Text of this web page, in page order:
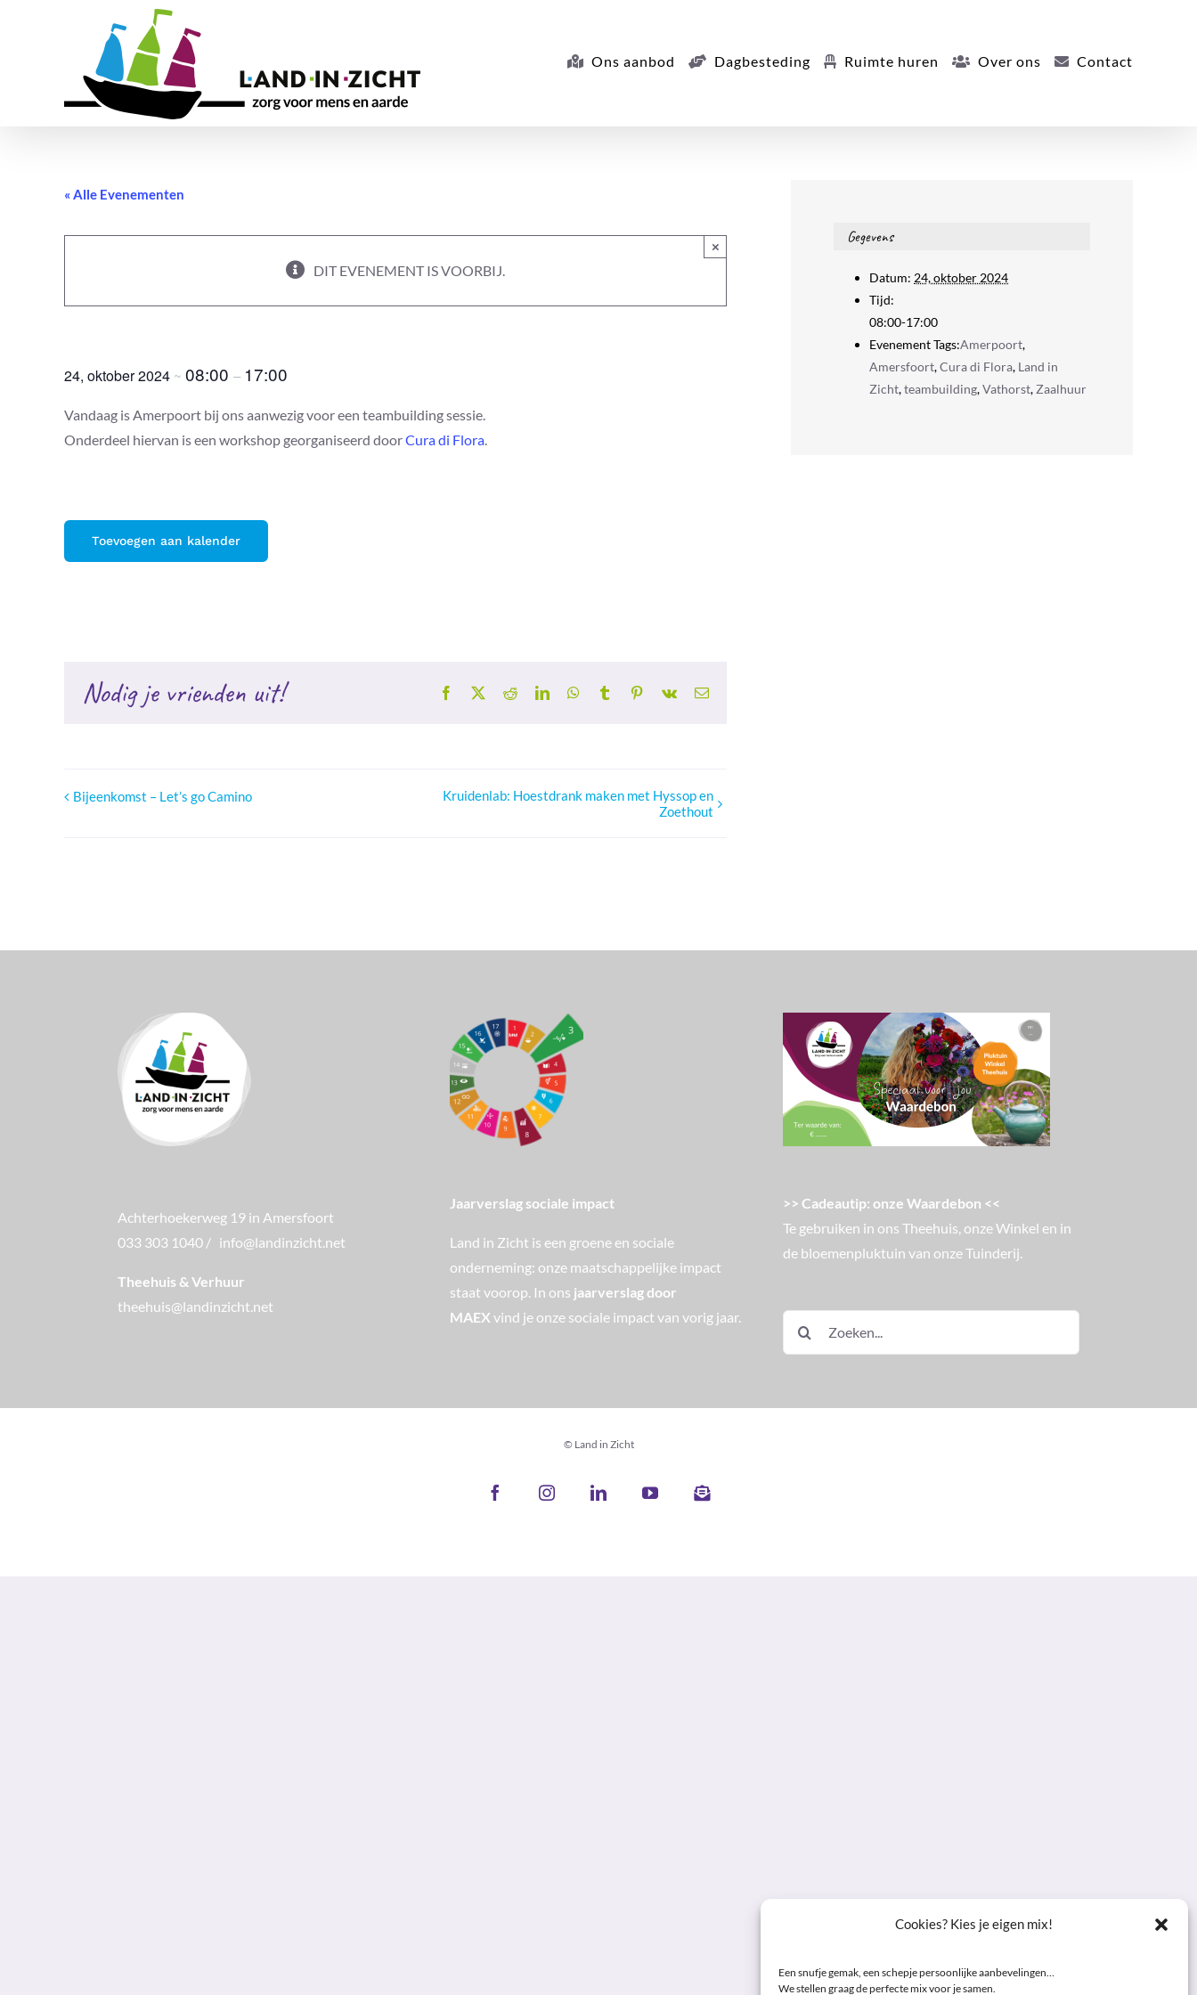
Cookies? Kies je eigen mix!
Een snufje gemak, een schepje persoonlijke aanbevelingen…
We stellen graag de perfecte mix voor je samen.
Ons aanbod Dagbesteding Ruimte huren Over ons Contact
« Alle Evenementen
DIT EVENEMENT IS VOORBIJ.
×
24, oktober 2024 ~ 08:00 – 17:00
Vandaag is Amerpoort bij ons aanwezig voor een teambuilding sessie.
Onderdeel hiervan is een workshop georganiseerd doorCura di Flora
Toevoegen aan kalender
Nodig je vrienden uit! Facebook RedditLinkedInWhatsApp
Tumblr Pinterest
Vk
E-
Bijeenkomst – Let’s go Camino
Kruidenlab: Hoestdrank maken met Hyssop en
Zoethout
Gegevens
Datum: 24, oktober 2024
Tijd:
08:00-17:00
Evenement Tags:Amerpoort,
Amersfoort,Cura di Flora, Land in
Zicht,teambuilding,Vathorst, Zaalhuur
Achterhoekerweg 19 in Amersfoort
033 303 1040 / info@landinzicht.net
Theehuis & Verhuur
theehuis@landinzicht.net
Jaarverslag sociale impact
Land in Zicht is een groene en sociale
onderneming: onze maatschappelijke impact
staat voorop. In ons jaarverslag door
MAEX vind je onze sociale impact van vorig jaar.
>> Cadeautip: onze Waardebon <<
Te gebruiken in ons Theehuis, onze Winkel en in
de bloemenpluktuin van onze Tuinderij.
naar:
© Land in Zicht
FacebookInstagramLinkedInYouTubeNieuwsbrief